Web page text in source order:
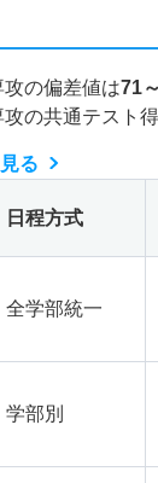
の偏差値は71
の共通テスト
る
日程方式
全学部統一
学部別